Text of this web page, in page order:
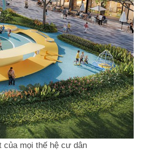
của mọi thế hệ cư dân